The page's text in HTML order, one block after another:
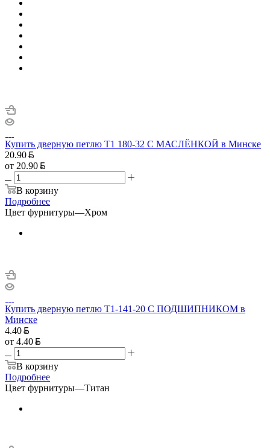
Купить дверную петлю T1 180-32 С МАСЛЁНКОЙ в Минске
20.90
от 20.90
В корзину
Подробнее
Цвет фурнитуры—Хром
Купить дверную петлю T1-141-20 С ПОДШИПНИКОМ в
Минске
4.40
от 4.40
В корзину
Подробнее
Цвет фурнитуры—Титан